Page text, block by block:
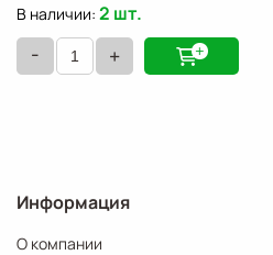
В наличии: 2 шт.
- +
Информация
О компании